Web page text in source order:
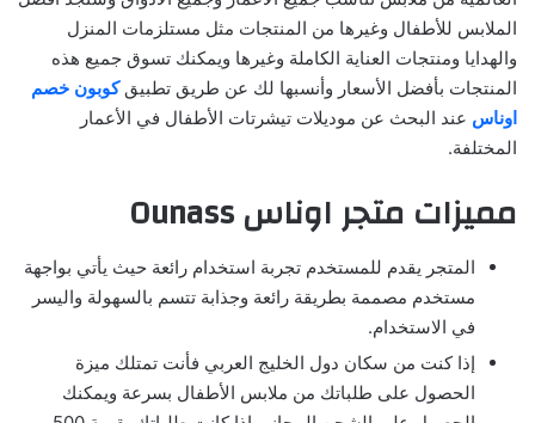
الملابس للأطفال وغيرها من المنتجات مثل مستلزمات المنزل
والهدايا ومنتجات العناية الكاملة وغيرها ويمكنك تسوق جميع هذه
المنتجات بأفضل الأسعار وأنسبها لك عن طريق تطبيقكوبون خصم
اوناس عند البحث عن موديلات تيشرتات الأطفال في الأعمار
المختلفة.
مميزات متجر اوناس Ounass
المتجر يقدم للمستخدم تجربة استخدام رائعة حيث يأتي بواجهة
مستخدم مصممة بطريقة رائعة وجذابة تتسم بالسهولة واليسر
في الاستخدام.
إذا كنت من سكان دول الخليج العربي فأنت تمتلك ميزة
الحصول على طلباتك من ملابس الأطفال بسرعة ويمكنك